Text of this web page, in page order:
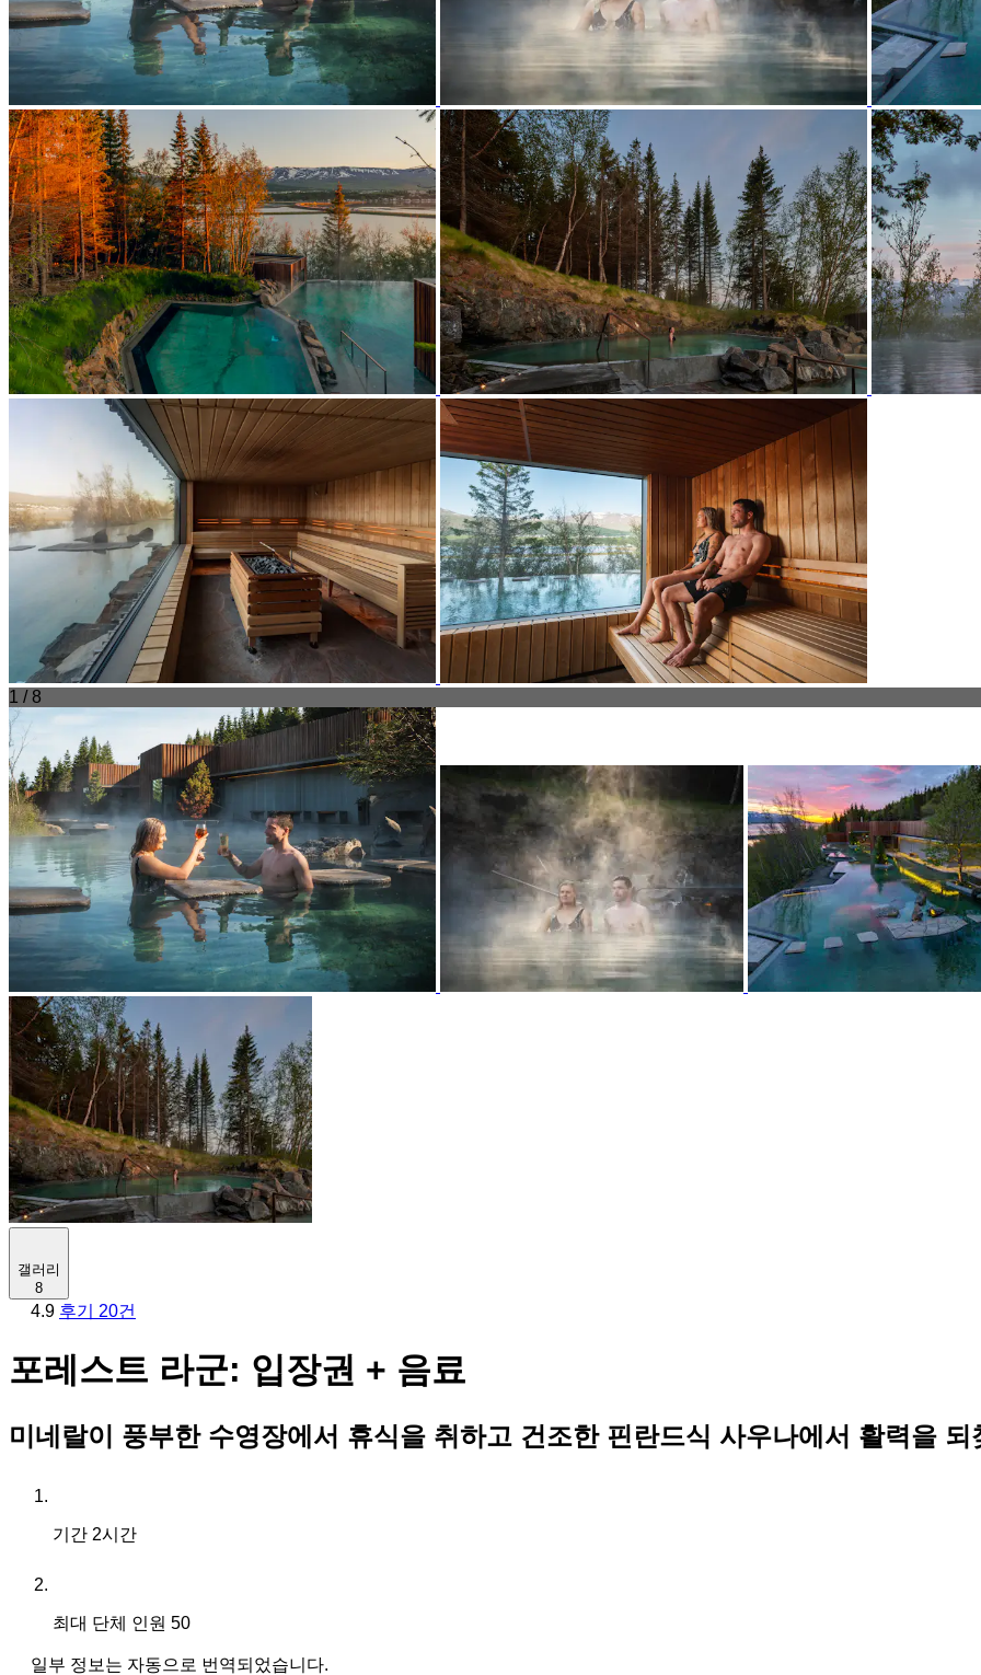
1 / 8
갤러리
8
4.9 후기 20건
포레스트 라군: 입장권 + 음료
미네랄이 풍부한 수영장에서 휴식을 취하고 건조한 핀란드식 사우나에서 활력을 되
기간 2시간
최대 단체 인원 50
일부 정보는 자동으로 번역되었습니다.